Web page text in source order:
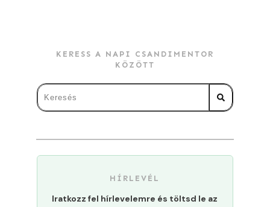
KERESS A NAPI CSANDIMENTOR
KÖZÖTT
HÍRLEVÉL
Iratkozz fel hírlevelemre és töltsd le az